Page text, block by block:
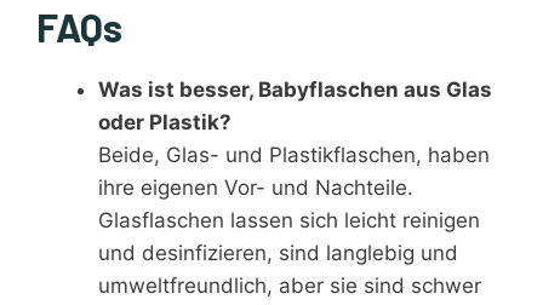
FAQs
Was ist besser, Babyflaschen aus Glas
oder Plastik?
Beide, Glas- und Plastikflaschen, haben
ihre eigenen Vor- und Nachteile.
Glasflaschen lassen sich leicht reinigen
und desinfizieren, sind langlebig und
umweltfreundlich, aber sie sind schwer